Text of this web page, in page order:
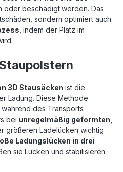
oder beschädigt werden. Das
sondern optimiert auch
, indem der Platz im
3D Stausäcken ist die
Ladung. Diese Methode
des Transports
bei unregelmäßig geformten,
größeren Ladelücken wichtig
Ladungslücken in drei
sie Lücken und stabilisieren